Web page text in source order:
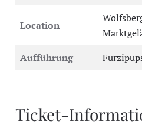
Location
Aufführung
Ticket-